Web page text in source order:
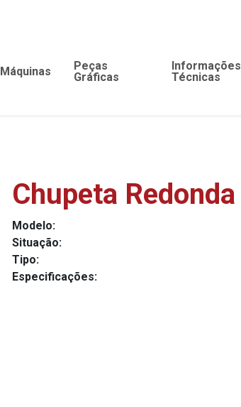
Máquinas
Peças
Gráficas
Informações
Técnicas
Chupeta Redonda
Modelo:
Situação:
Tipo:
Especificações: